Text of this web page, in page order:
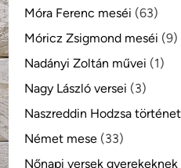
Móra Ferenc meséi (63)
Móricz Zsigmond meséi (9)
Nadányi Zoltán művei (1)
Nagy László versei (3)
Naszreddin Hodzsa
Német mese (33)
Nőnapi versek gyerekeknek